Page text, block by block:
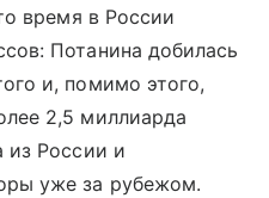
время в России
Потанина добилась
и, помимо этого,
2,5 миллиарда
из России и
уже за рубежом.